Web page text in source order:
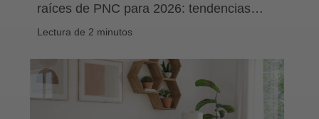
raíces de PNC para 2026: tendencias
sectores de oficina, vivienda y propiedad
comercial.
Lectura de 2 minutos